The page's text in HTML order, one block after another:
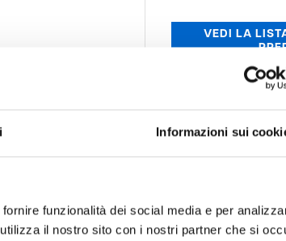
Informazioni sui
funzionalità dei social media e per
il nostro sito con i nostri partner che si
da
VEDI LA